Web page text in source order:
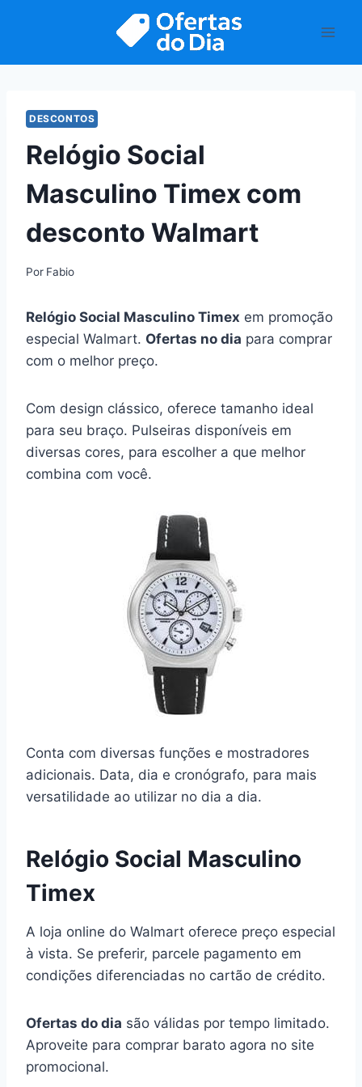
DESCONTOS
Relógio Social
Masculino Timex com
desconto Walmart
Por Fabio
Relógio Social Masculino Timex em promoção
especial Walmart. Ofertas no dia para comprar
com o melhor preço.
Com design clássico, oferece tamanho ideal
para seu braço. Pulseiras disponíveis em
diversas cores, para escolher a que melhor
combina com você.
Conta com diversas funções e mostradores
adicionais. Data, dia e cronógrafo, para mais
versatilidade ao utilizar no dia a dia.
Relógio Social Masculino
Timex
A loja online do Walmart oferece preço especial
à vista. Se preferir, parcele pagamento em
condições diferenciadas no cartão de crédito.
Ofertas do dia são válidas por tempo limitado.
Aproveite para comprar barato agora no site
promocional.